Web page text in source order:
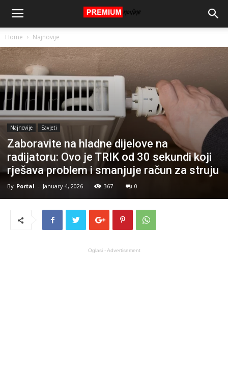
Home Najnovije
Najnovije Savjeti
Zaboravite na hladne dijelove na
radijatoru: Ovo je TRIK od 30 sekundi koji
rješava problem i smanjuje račun za struju
By Portal - January 4, 2026 367 0
Oglasi - Advertisement